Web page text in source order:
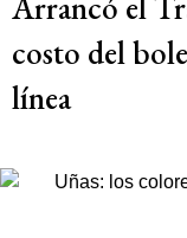
costo del
línea